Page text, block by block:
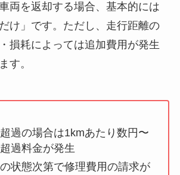
両を返却する場合、基本的には
け」です。ただし、走行距離の
損耗によっては追加費用が発生
す。
過の場合は1kmあたり数円〜
過料金が発生
状態次第で修理費用の請求が